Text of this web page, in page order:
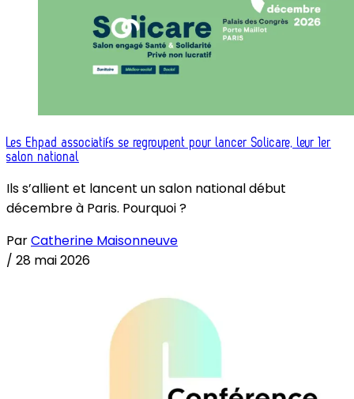
Les Ehpad associatifs se regroupent pour lancer Solicare, leur 1er
salon national
Ils s’allient et lancent un salon national début
décembre à Paris. Pourquoi ?
ParCatherine Maisonneuve
/ 28 mai 2026